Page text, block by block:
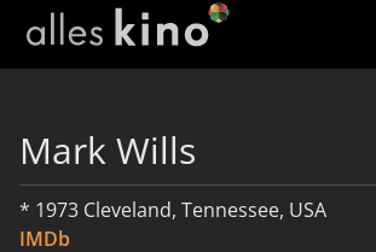
Mark Wills
* 1973 Cleveland, Tennessee, USA
IMDb